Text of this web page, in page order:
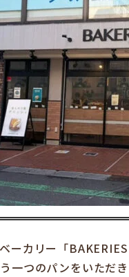
ーカリー「
一つのパンをいただ